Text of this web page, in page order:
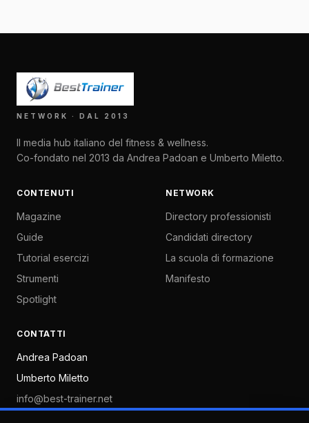
NETWORK · DAL 2013
Il media hub italiano del fitness & wellness.
Co-fondato nel 2013 da Andrea Padoan e Umberto Miletto.
CONTENUTI
Magazine
Guide
Tutorial esercizi
Strumenti
Spotlight
NETWORK
Directory professionisti
Candidati directory
La scuola di formazione
Manifesto
CONTATTI
Andrea Padoan
Umberto Miletto
info@best-trainer.net